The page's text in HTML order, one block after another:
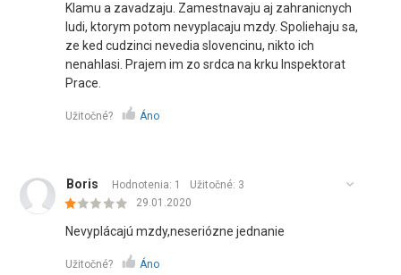
Klamu a zavadzaju. Zamestnavaju aj zahranicnych
ludi, ktorym potom nevyplacaju mzdy. Spoliehaju sa,
ze ked cudzinci nevedia slovencinu, nikto ich
nenahlasi. Prajem im zo srdca na krku Inspektorat
Prace.
Užitočné? Áno
Boris Hodnotenia: 1 Užitočné: 3
29.01.2020
Nevyplácajú mzdy,neseriózne jednanie
Užitočné? Áno